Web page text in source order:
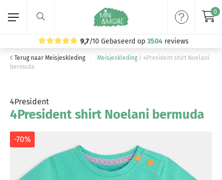
9,7/10 Gebaseerd op 3504 reviews
0
Home
Jongenskleding
Merken
Volg ons:
Terug naar Meisjeskleding Meisjeskleding / 4President shirt Noelani
bermuda
4President
4President shirt Noelani bermuda
-70%